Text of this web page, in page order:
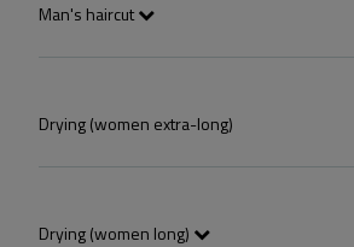
Man's haircut
Drying (women extra-long)
Drying (women long)